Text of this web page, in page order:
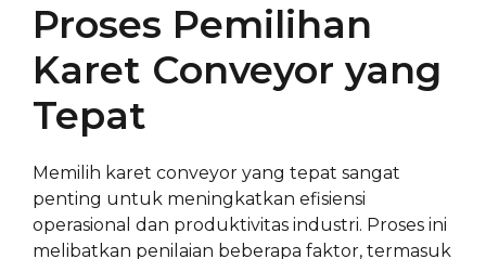
Proses Pemilihan
Karet Conveyor yang
Tepat
Memilih karet conveyor yang tepat sangat
penting untuk meningkatkan efisiensi
operasional dan produktivitas industri. Proses ini
melibatkan penilaian beberapa faktor, termasuk